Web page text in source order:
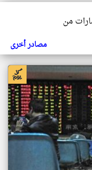
من
مصادر أخرى